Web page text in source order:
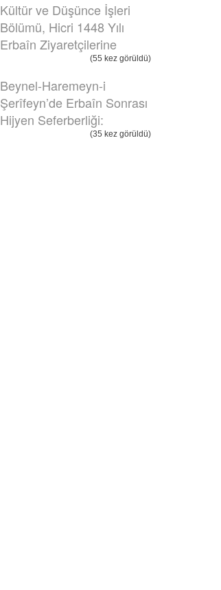
Kültür ve Düşünce İşleri
Bölümü, Hicri 1448 Yılı
Erbaîn Ziyaretçilerine
(55 kez görüldü)
Beynel-Haremeyn-i
Şerîfeyn’de Erbaîn Sonrası
Hijyen Seferberliği:
(35 kez görüldü)